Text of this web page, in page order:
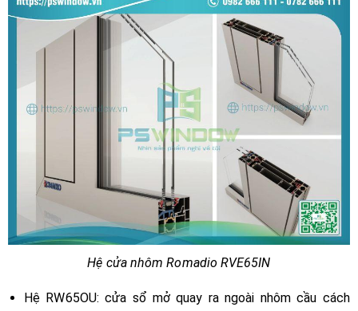
Hệ cửa nhôm Romadio RVE65IN
Hệ RW65OU: cửa sổ mở quay ra ngoài nhôm cầu cách